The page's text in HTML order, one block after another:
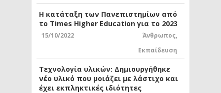
Η κατάταξη των Πανεπιστημίων από
το Times Higher Education για το 2023
15/10/2022 Άνθρωπος,
Εκπαίδευση
Τεχνολογία υλικών: Δημιουργήθηκε
νέο υλικό που μοιάζει με λάστιχο και
έχει εκπληκτικές ιδιότητες